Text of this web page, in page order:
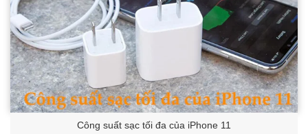
Công suất sạc tối đa của iPhone 11